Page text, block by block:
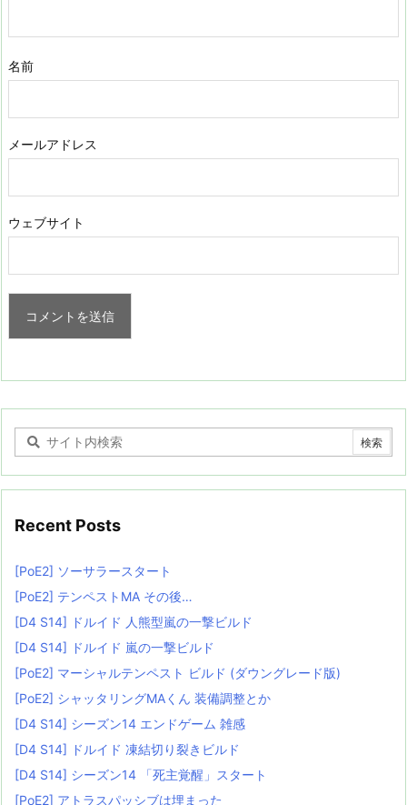
名前
メールアドレス
ウェブサイト
Recent Posts
[PoE2] ソーサラースタート
[PoE2] テンペストMA その後…
[D4 S14] ドルイド 人熊型嵐の一撃ビルド
[D4 S14] ドルイド 嵐の一撃ビルド
[PoE2] マーシャルテンペスト ビルド (ダウングレード版)
[PoE2] シャッタリングMAくん 装備調整とか
[D4 S14] シーズン14 エンドゲーム 雑感
[D4 S14] ドルイド 凍結切り裂きビルド
[D4 S14] シーズン14 「死主覚醒」スタート
[PoE2] アトラスパッシブは埋まった